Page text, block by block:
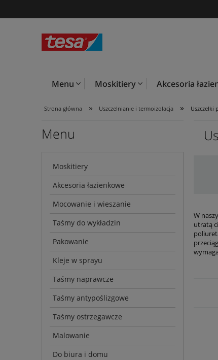
Menu Moskitiery Akcesoria
Strona główna » Uszczelnianie i termoizolacja » Uszczelki
Menu
Moskitiery
Akcesoria łazienkowe
Mocowanie i wieszanie
Taśmy do wykładzin
Pakowanie
Kleje w sprayu
Taśmy naprawcze
Taśmy antypoślizgowe
Taśmy ostrzegawcze
Malowanie
Do biura i domu
W
utratą